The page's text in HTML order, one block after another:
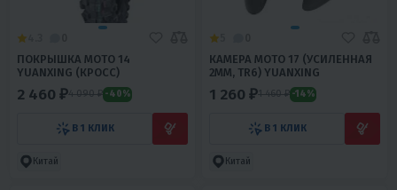
ПОКРЫШКА МОТО 14
YUANXING (КРОСС)
2 460 ₽4 090 ₽ -40%
В 1 КЛИК
Китай
КАМЕРА МОТО 17 (УСИЛЕННАЯ
2ММ, TR6) YUANXING
1 260 ₽1 460 ₽ -14%
В 1 КЛИК
Китай